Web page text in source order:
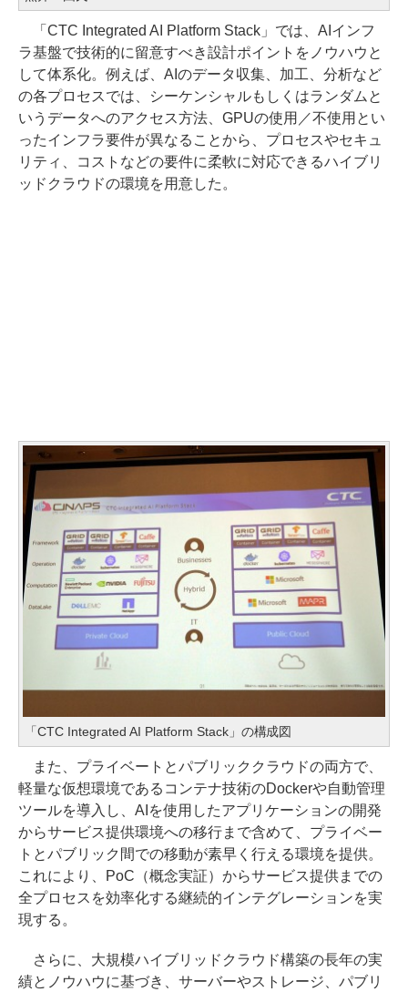
「CTC Integrated AI Platform Stack」では、AIインフ
ラ基盤で技術的に留意すべき設計ポイントをノウハウと
して体系化。例えば、AIのデータ収集、加工、分析など
の各プロセスでは、シーケンシャルもしくはランダムと
いうデータへのアクセス方法、GPUの使用／不使用とい
ったインフラ要件が異なることから、プロセスやセキュ
リティ、コストなどの要件に柔軟に対応できるハイブリ
ッドクラウドの環境を用意した。
「CTC Integrated AI Platform Stack」の構成図
また、プライベートとパブリッククラウドの両方で、
軽量な仮想環境であるコンテナ技術のDockerや自動管理
ツールを導入し、AIを使用したアプリケーションの開発
からサービス提供環境への移行まで含めて、プライベー
トとパブリック間での移動が素早く行える環境を提供。
これにより、PoC（概念実証）からサービス提供までの
全プロセスを効率化する継続的インテグレーションを実
現する。
さらに、大規模ハイブリッドクラウド構築の長年の実
績とノウハウに基づき、サーバーやストレージ、パブリ